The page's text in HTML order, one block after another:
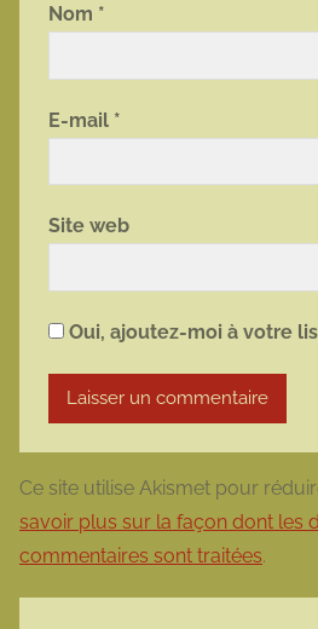
Nom *
E-mail *
Site web
Oui, ajoutez-moi à votre
Ce site utilise Akismet pour
savoir plus sur la façon dont les
commentaires sont traitées.